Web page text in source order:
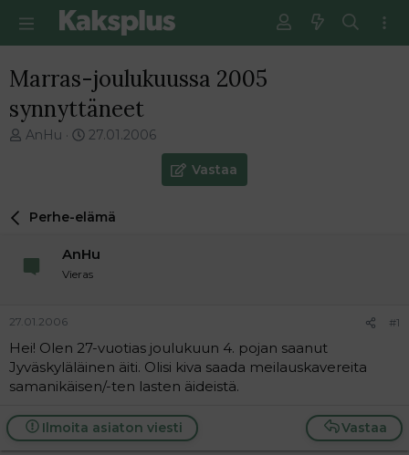
Marras-joulukuussa 2005
synnyttäneet
V
e
t
n
a
o
i
t
t
a
AnHu
E
m
i
n
i
s
t
i
27.01.2006
Vastaa
Perhe-elämä
AnHu
Vieras
27.01.2006 #1
Hei! Olen 27-vuotias joulukuun 4. pojan saanut
Jyväskyläläinen äiti. Olisi kiva saada meilauskavereita
samanikäisen/-ten lasten äideistä.
Vastaa
Ilmoita asiaton viesti